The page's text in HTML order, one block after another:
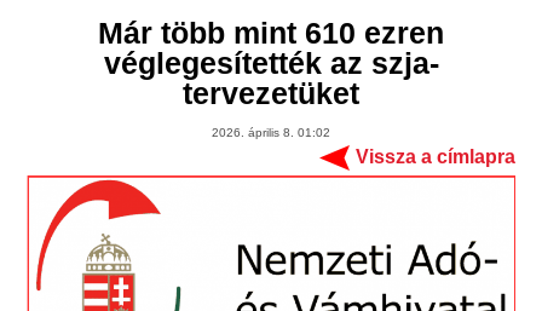
Már több mint 610 ezren
véglegesítették az szja-
tervezetüket
2026. április 8. 01:02
Vissza a címlapra